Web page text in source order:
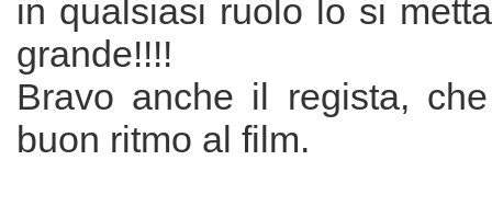
in qualsiasi ruolo lo si
grande!!!!
Bravo anche il regista,
buon ritmo al film.